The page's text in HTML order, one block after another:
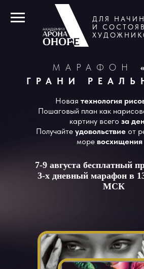
МАРАФОН
ГРАНИ
ДЛЯ
И
7-9 августа бесплатный
3-х дневный марафон в
МСК
Новая технология
Пошаговый план как
картину всего за
Получайте удовольствиеот
море восхищения